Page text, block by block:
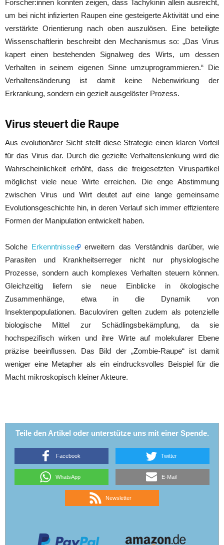
Forscher:innen konnten zeigen, dass Tachykinin allein ausreicht,
um bei nicht infizierten Raupen eine gesteigerte Aktivität und eine
verstärkte Orientierung nach oben auszulösen. Eine beteiligte
Wissenschaftlerin beschreibt den Mechanismus so: „Das Virus
kapert einen bestehenden Signalweg des Wirts, um dessen
Verhalten in seinem eigenen Sinne umzuprogrammieren.“ Die
Verhaltensänderung ist damit keine Nebenwirkung der
Erkrankung, sondern ein gezielt ausgelöster Prozess.
Virus steuert die Raupe
Aus evolutionärer Sicht stellt diese Strategie einen klaren Vorteil
für das Virus dar. Durch die gezielte Verhaltenslenkung wird die
Wahrscheinlichkeit erhöht, dass die freigesetzten Viruspartikel
möglichst viele neue Wirte erreichen. Die enge Abstimmung
zwischen Virus und Wirt deutet auf eine lange gemeinsame
Evolutionsgeschichte hin, in deren Verlauf sich immer effizientere
Formen der Manipulation entwickelt haben.
Solche Erkenntnisse
erweitern das Verständnis darüber, wie
Parasiten und Krankheitserreger nicht nur physiologische
Prozesse, sondern auch komplexes Verhalten steuern können.
Gleichzeitig liefern sie neue Einblicke in ökologische
Zusammenhänge, etwa in die Dynamik von
Insektenpopulationen. Baculoviren gelten zudem als potenzielle
biologische Mittel zur Schädlingsbekämpfung, da sie
hochspezifisch wirken und ihre Wirte auf molekularer Ebene
präzise beeinflussen. Das Bild der „Zombie-Raupe“ ist damit
weniger eine Metapher als ein eindrucksvolles Beispiel für die
Macht mikroskopisch kleiner Akteure.
Teile den Artikel oder unterstütze uns mit einer Spende.
Facebook Twitter
WhatsApp E-Mail
Newsletter